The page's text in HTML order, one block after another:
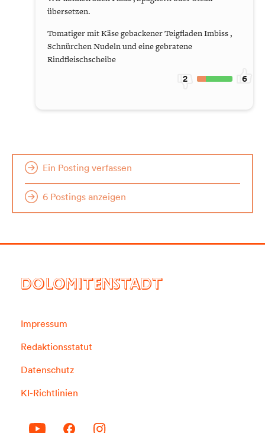
übersetzen.
Tomatiger mit Käse gebackener Teigfladen Imbiss ,
Schnürchen Nudeln und eine gebratene
Rindfleischscheibe
2 6
Ein Posting verfassen
6 Postings anzeigen
DOLOMITENSTADT
Impressum
Redaktionsstatut
Datenschutz
KI-Richtlinien